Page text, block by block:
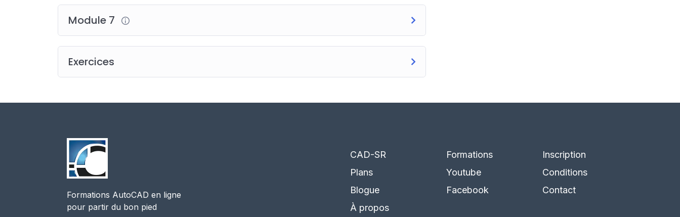
Module 7
Exercices
Formations AutoCAD en ligne
pour partir du bon pied
CAD-SR
Plans
Blogue
À propos
Formations
Youtube
Facebook
Inscription
Conditions
Contact